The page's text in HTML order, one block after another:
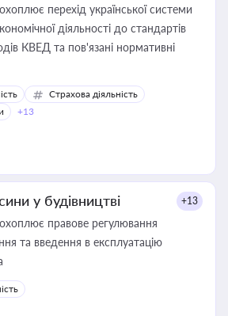
перехід української системи
діяльності до стандартів
КВЕД та пов'язані нормативні
Страхова діяльність
+13
у будівництві +13
правове регулювання
та введення в експлуатацію